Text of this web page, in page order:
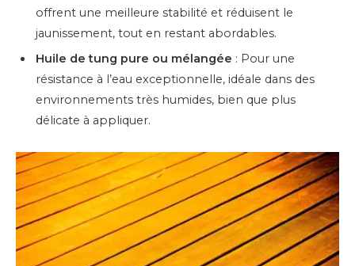
offrent une meilleure stabilité et réduisent le
jaunissement, tout en restant abordables.
Huile de tung pure ou mélangée : Pour une
résistance à l’eau exceptionnelle, idéale dans des
environnements très humides, bien que plus
délicate à appliquer.